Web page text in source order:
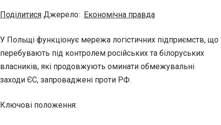
Поділитися Джерело: Економічна правда
У Польщі функціонує мережа логістичних підприємств, що
перебувають під контролем російських та білоруських
власників, які продовжують оминати обмежувальні
заходи ЄС, запроваджені проти РФ.
Ключові положення: